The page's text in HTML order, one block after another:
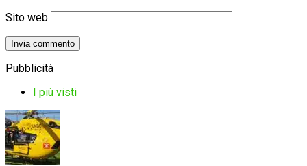
Sito web
Pubblicità
I più visti